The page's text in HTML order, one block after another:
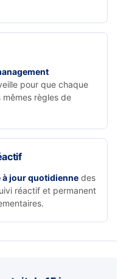
pour que chaque
règles de
à jour quotidienne des
réactif et permanent